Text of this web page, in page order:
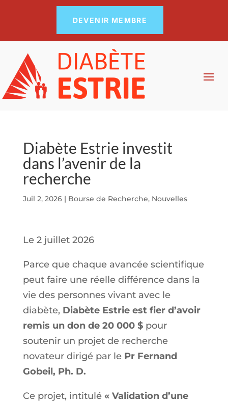
DEVENIR MEMBRE
Diabète Estrie investit
dans l’avenir de la
recherche
Juil 2, 2026| Bourse de Recherche, Nouvelles
Le 2 juillet 2026
Parce que chaque avancée scientifique
peut faire une réelle différence dans la
vie des personnes vivant avec le
diabète, Diabète Estrie est fier d’avoir
remis un don de 20 000 $pour
soutenir un projet de recherche
novateur dirigé par le Pr Fernand
Gobeil, Ph. D.
Ce projet, intitulé « Validation d’une